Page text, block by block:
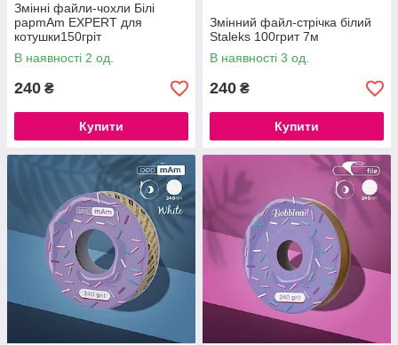
Змінні файли-чохли Білі
papmAm EXPERT для
котушки150гріт
В наявності 2 од.
240 ₴
Купити
Змінний файл-стрічка білий
Staleks 100грит 7м
В наявності 3 од.
240 ₴
Купити